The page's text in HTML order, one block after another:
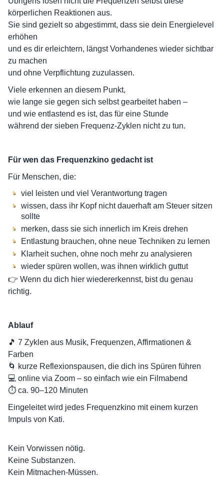
körperlichen Reaktionen aus.
Sie sind gezielt so abgestimmt, dass sie dein Energielevel
erhöhen
und es dir erleichtern, längst Vorhandenes wieder sichtbar
zu machen
und ohne Verpflichtung zuzulassen.
Viele erkennen an diesem Punkt,
wie lange sie gegen sich selbst gearbeitet haben –
und wie entlastend es ist, das für eine Stunde
während der sieben Frequenz-Zyklen nicht zu tun.
Für wen das Frequenzkino gedacht ist
Für Menschen, die:
viel leisten und viel Verantwortung tragen
wissen, dass ihr Kopf nicht dauerhaft am Steuer sitzen
sollte
merken, dass sie sich innerlich im Kreis drehen
Entlastung brauchen, ohne neue Techniken zu lernen
Klarheit suchen, ohne noch mehr zu analysieren
wieder spüren wollen, was ihnen wirklich guttut
👉 Wenn du dich hier wiedererkennst, bist du genau
richtig.
Ablauf
🎵 7 Zyklen aus Musik, Frequenzen, Affirmationen &
Farben
🌀 kurze Reflexionspausen, die dich ins Spüren führen
💻 online via Zoom – so einfach wie ein Filmabend
⏱️ ca. 90–120 Minuten
Eingeleitet wird jedes Frequenzkino mit einem kurzen
Impuls von Kati.
Kein Vorwissen nötig.
Keine Substanzen.
Kein Mitmachen-Müssen.